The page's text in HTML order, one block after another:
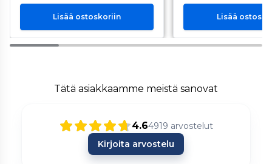
Lisää ostoskoriin Lisää
Tätä asiakkaamme meistä sanovat
4.64919 arvostelut
Kirjoita arvostelu